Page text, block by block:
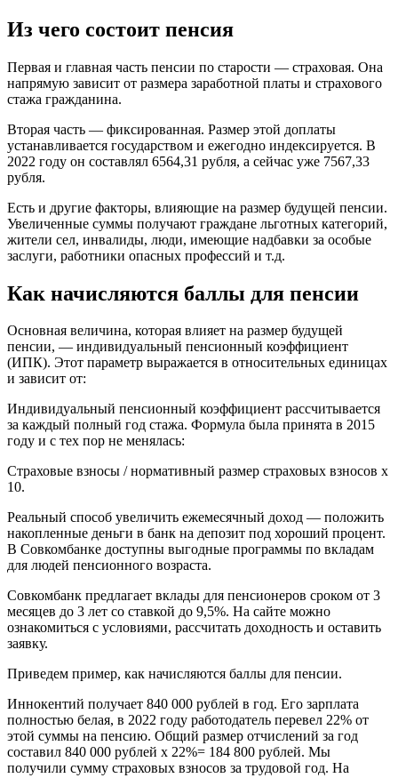
Из чего состоит пенсия
Первая и главная часть пенсии по старости — страховая. Она
напрямую зависит от размера заработной платы и страхового
стажа гражданина.
Вторая часть — фиксированная. Размер этой доплаты
устанавливается государством и ежегодно индексируется. В
2022 году он составлял 6564,31 рубля, а сейчас уже 7567,33
рубля.
Есть и другие факторы, влияющие на размер будущей пенсии.
Увеличенные суммы получают граждане льготных категорий,
жители сел, инвалиды, люди, имеющие надбавки за особые
заслуги, работники опасных профессий и т.д.
Как начисляются баллы для пенсии
Основная величина, которая влияет на размер будущей
пенсии, — индивидуальный пенсионный коэффициент
(ИПК). Этот параметр выражается в относительных единицах
и зависит от:
Индивидуальный пенсионный коэффициент рассчитывается
за каждый полный год стажа. Формула была принята в 2015
году и с тех пор не менялась:
Страховые взносы / нормативный размер страховых взносов х
10.
Реальный способ увеличить ежемесячный доход — положить
накопленные деньги в банк на депозит под хороший процент.
В Совкомбанке доступны выгодные программы по вкладам
для людей пенсионного возраста.
Совкомбанк предлагает вклады для пенсионеров сроком от 3
месяцев до 3 лет со ставкой до 9,5%. На сайте можно
ознакомиться с условиями, рассчитать доходность и оставить
заявку.
Приведем пример, как начисляются баллы для пенсии.
Иннокентий получает 840 000 рублей в год. Его зарплата
полностью белая, в 2022 году работодатель перевел 22% от
этой суммы на пенсию. Общий размер отчислений за год
составил 840 000 рублей х 22%= 184 800 рублей. Мы
получили сумму страховых взносов за трудовой год. На